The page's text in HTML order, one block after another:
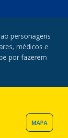
personagens
médicos e
por fazerem
MAPA